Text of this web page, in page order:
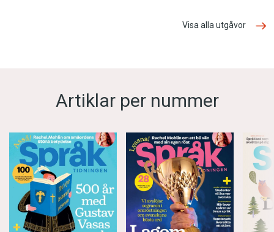
Visa alla utgåvor
Artiklar per nummer